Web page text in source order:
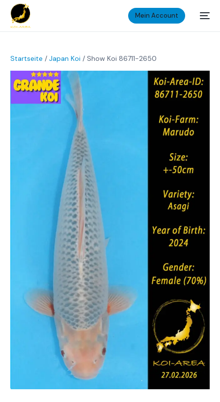
Mein Account
Startseite /Japan Koi / Show Koi 86711-2650